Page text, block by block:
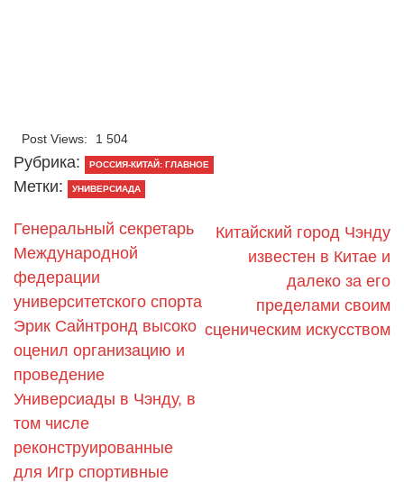
Post Views: 1 504
Рубрика: РОССИЯ-КИТАЙ: ГЛАВНОЕ
Метки: УНИВЕРСИАДА
Генеральный секретарь
Международной
федерации
университетского спорта
Эрик Сайнтронд высоко
оценил организацию и
проведение
Универсиады в Чэнду, в
том числе
реконструированные
для Игр спортивные
Китайский город Чэнду
известен в Китае и
далеко за его
пределами своим
сценическим искусством